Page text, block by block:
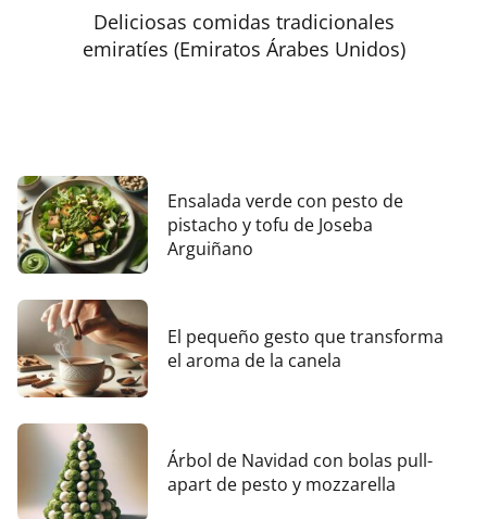
Deliciosas comidas tradicionales
emiratíes (Emiratos Árabes Unidos)
Ensalada verde con pesto de
pistacho y tofu de Joseba
Arguiñano
El pequeño gesto que transforma
el aroma de la canela
Árbol de Navidad con bolas pull-
apart de pesto y mozzarella